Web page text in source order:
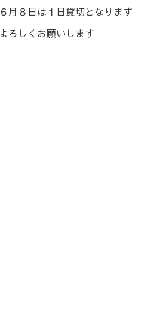
６月８日は１日貸切となります
よろしくお願いします